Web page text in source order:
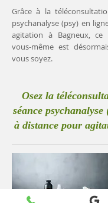
Grâce à la
psychanalyse (psy) en
agitation à Bagneux, ce
vous-même est
vous soyez.
Osez la
séance
à distance pour